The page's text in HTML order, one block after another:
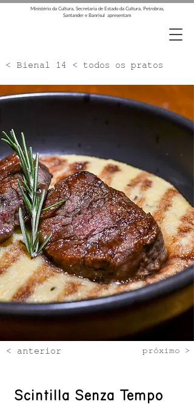
Ministério da Cultura, Secretaria de Estado da Cultura, Petrobras,
Santander e Banrisul apresentam
< Bienal 14 < todos os pratos
< anterior próximo >
Scintilla Senza Tempo